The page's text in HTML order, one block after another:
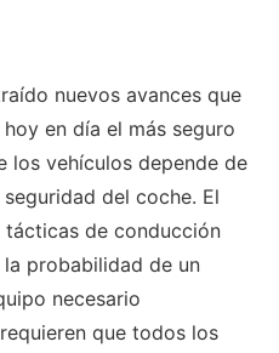
nuevos avances que
en día el más seguro
los vehículos depende de
del coche. El
de conducción
probabilidad de un
necesario
que todos los